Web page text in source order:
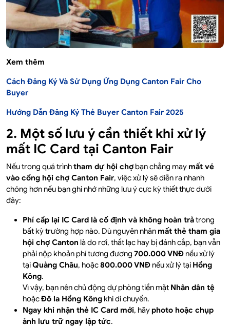
Xem thêm
Cách Đăng Ký Và Sử Dụng Ứng Dụng Canton Fair Cho
Buyer
Hướng Dẫn Đăng Ký Thẻ Buyer Canton Fair 2025
2. Một số lưu ý cần thiết khi xử lý
mất IC Card tại Canton Fair
Nếu trong quá trìnhtham dự hội chợ bạn chẳng may mất vé
vào cổng hội chợ Canton Fair, việc xử lý sẽ diễn ra nhanh
chóng hơn nếu bạn ghi nhớ những lưu ý cực kỳ thiết thực dưới
đây:
Phí cấp lại IC Card là cố định và không hoàn trảtrong
bất kỳ trường hợp nào. Dù nguyên nhân mất thẻ tham gia
hội chợ Canton là do rơi, thất lạc hay bị đánh cắp, bạn vẫn
phải nộp khoản phí tương đương 700.000 VNĐ nếu xử lý
tạiQuảng Châu, hoặc800.000 VNĐ nếu xử lý tại Hồng
Kông.
Vì vậy, bạn nên chủ động dự phòng tiền mặt Nhân dân tệ
hoặcĐô la Hồng Kông khi di chuyển.
Ngay khi nhận thẻ IC Card mới, hãyphoto hoặc chụp
ảnh lưu trữ ngay lập tức.